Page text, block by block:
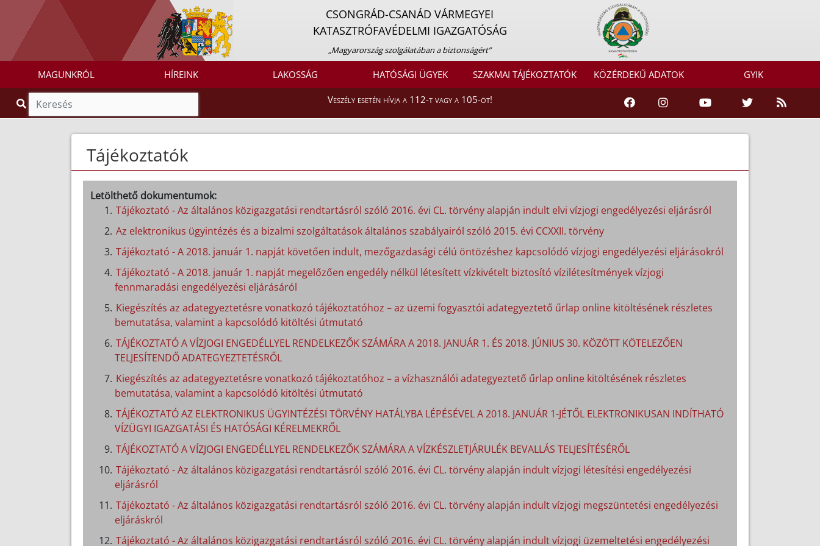
CSONGRÁD-CSANÁD VÁRMEGYEI
KATASZTRÓFAVÉDELMI IGAZGATÓSÁG
„Magyarország szolgálatában a biztonságért”
MAGUNKRÓL HÍREINK LAKOSSÁG HATÓSÁGI ÜGYEK SZAKMAI TÁJÉKOZTATÓK KÖZÉRDEKŰ ADATOK GYIK
Veszély esetén hívja a 112-t vagy a 105-öt!
Tájékoztatók
Letölthető dokumentumok:
Tájékoztató - Az általános közigazgatási rendtartásról szóló 2016. évi CL. törvény alapján indult elvi vízjogi engedélyezési eljárásról
Az elektronikus ügyintézés és a bizalmi szolgáltatások általános szabályairól szóló 2015. évi CCXXII. törvény
Tájékoztató - A 2018. január 1. napját követően indult, mezőgazdasági célú öntözéshez kapcsolódó vízjogi engedélyezési eljárásokról
Tájékoztató - A 2018. január 1. napját megelőzően engedély nélkül létesített vízkivételt biztosító vízilétesítmények vízjogi
fennmaradási engedélyezési eljárásáról
Kiegészítés az adategyeztetésre vonatkozó tájékoztatóhoz – az üzemi fogyasztói adategyeztető űrlap online kitöltésének részletes
bemutatása, valamint a kapcsolódó kitöltési útmutató
TÁJÉKOZTATÓ A VÍZJOGI ENGEDÉLLYEL RENDELKEZŐK SZÁMÁRA A 2018. JANUÁR 1. ÉS 2018. JÚNIUS 30. KÖZÖTT KÖTELEZŐEN
TELJESÍTENDŐ ADATEGYEZTETÉSRŐL
Kiegészítés az adategyeztetésre vonatkozó tájékoztatóhoz – a vízhasználói adategyeztető űrlap online kitöltésének részletes
bemutatása, valamint a kapcsolódó kitöltési útmutató
TÁJÉKOZTATÓ AZ ELEKTRONIKUS ÜGYINTÉZÉSI TÖRVÉNY HATÁLYBA LÉPÉSÉVEL A 2018. JANUÁR 1-JÉTŐL ELEKTRONIKUSAN INDÍTHATÓ
VÍZÜGYI IGAZGATÁSI ÉS HATÓSÁGI KÉRELMEKRŐL
TÁJÉKOZTATÓ A VÍZJOGI ENGEDÉLLYEL RENDELKEZŐK SZÁMÁRA A VÍZKÉSZLETJÁRULÉK BEVALLÁS TELJESÍTÉSÉRŐL
Tájékoztató - Az általános közigazgatási rendtartásról szóló 2016. évi CL. törvény alapján indult vízjogi létesítési engedélyezési
eljárásról
Tájékoztató - Az általános közigazgatási rendtartásról szóló 2016. évi CL. törvény alapján indult vízjogi megszüntetési engedélyezési
eljáráskról
Tájékoztató - Az általános közigazgatási rendtartásról szóló 2016. évi CL. törvény alapján indult vízjogi üzemeltetési engedélyezési